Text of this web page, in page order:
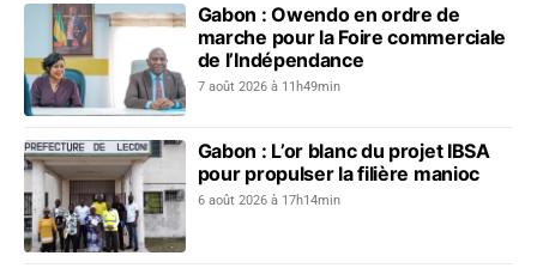
Gabon : Owendo en ordre de
marche pour la Foire commerciale
de l’Indépendance
7 août 2026 à 11h49min
Gabon : L’or blanc du projet IBSA
pour propulser la filière manioc
6 août 2026 à 17h14min